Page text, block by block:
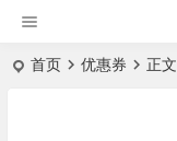
首页 优惠券 正文